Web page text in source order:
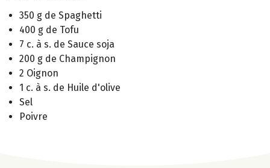
350 g de Spaghetti
400 g de Tofu
7 c. à s. de Sauce soja
200 g de Champignon
2 Oignon
1 c. à s. de Huile d'olive
Sel
Poivre